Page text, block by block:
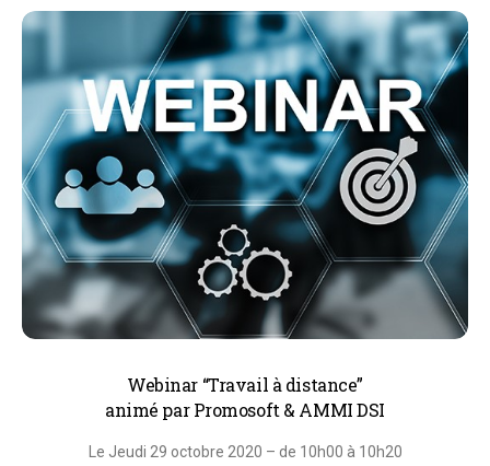
Webinar “Travail à distance”
animé par Promosoft & AMMI DSI
Le Jeudi 29 octobre 2020 – de 10h00 à 10h20